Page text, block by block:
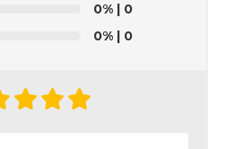
0% | 0
0% | 0